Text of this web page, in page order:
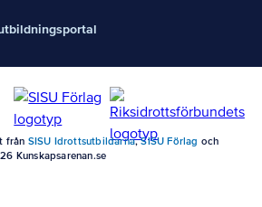
från SISU Idrottsutbildarna,SISU Förlag och
Kunskapsarenan.se